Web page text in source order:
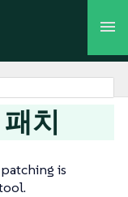
치
is